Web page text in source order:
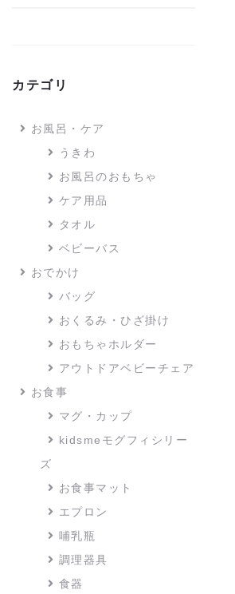
カテゴリ
お風呂・ケア
うきわ
お風呂のおもちゃ
ケア用品
タオル
ベビーバス
おでかけ
バッグ
おくるみ・ひざ掛け
おもちゃホルダー
アウトドアベビーチェア
お食事
マグ・カップ
kidsmeモグフィシリー
ズ
お食事マット
エプロン
哺乳瓶
調理器具
食器